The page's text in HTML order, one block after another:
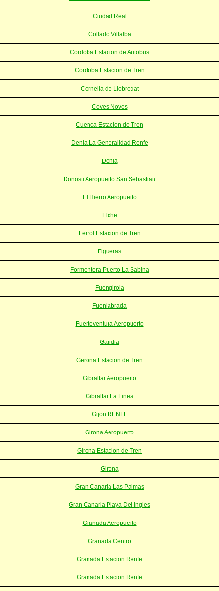
Ciudad Real
Collado Villalba
Cordoba Estacion de Autobus
Cordoba Estacion de Tren
Cornella de Llobregat
Coves Noves
Cuenca Estacion de Tren
Denia La Generalidad Renfe
Denia
Donosti Aeropuerto San Sebastian
El Hierro Aeropuerto
Elche
Ferrol Estacion de Tren
Figueras
Formentera Puerto La Sabina
Fuengirola
Fuenlabrada
Fuerteventura Aeropuerto
Gandia
Gerona Estacion de Tren
Gibraltar Aeropuerto
Gibraltar La Linea
Gijon RENFE
Girona Aeropuerto
Girona Estacion de Tren
Girona
Gran Canaria Las Palmas
Gran Canaria Playa Del Ingles
Granada Aeropuerto
Granada Centro
Granada Estacion Renfe
Granada Estacion Renfe